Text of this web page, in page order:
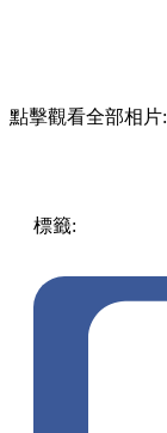
點擊觀看全部相片:
標籤: